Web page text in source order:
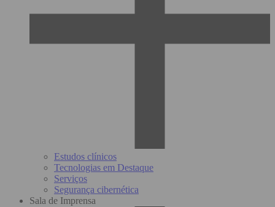
Estudos clínicos
Tecnologias em Destaque
Serviços
Segurança cibernética
Sala de Imprensa